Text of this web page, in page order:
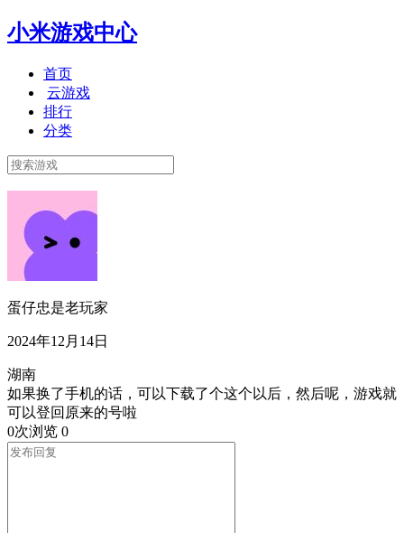
小米游戏中心
首页
云游戏
排行
分类
蛋仔忠是老玩家
2024年12月14日
湖南
如果换了手机的话，可以下载了个这个以后，然后呢，游戏就
可以登回原来的号啦
0次浏览 0